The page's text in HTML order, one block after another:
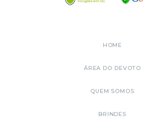
HOME
ÁREA DO DEVOTO
QUEM SOMOS
BRINDES